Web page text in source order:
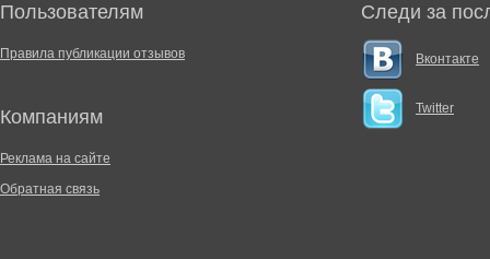
Пользователям
Правила публикации отзывов
Компаниям
Реклама на сайте
Обратная связь
Следи за
Вконтакте
Twitter